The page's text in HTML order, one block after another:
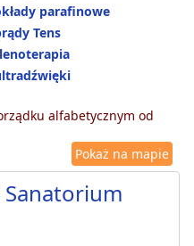
parafinowe
Tens
alfabetycznym od
Pokaż na mapie
Sanatorium